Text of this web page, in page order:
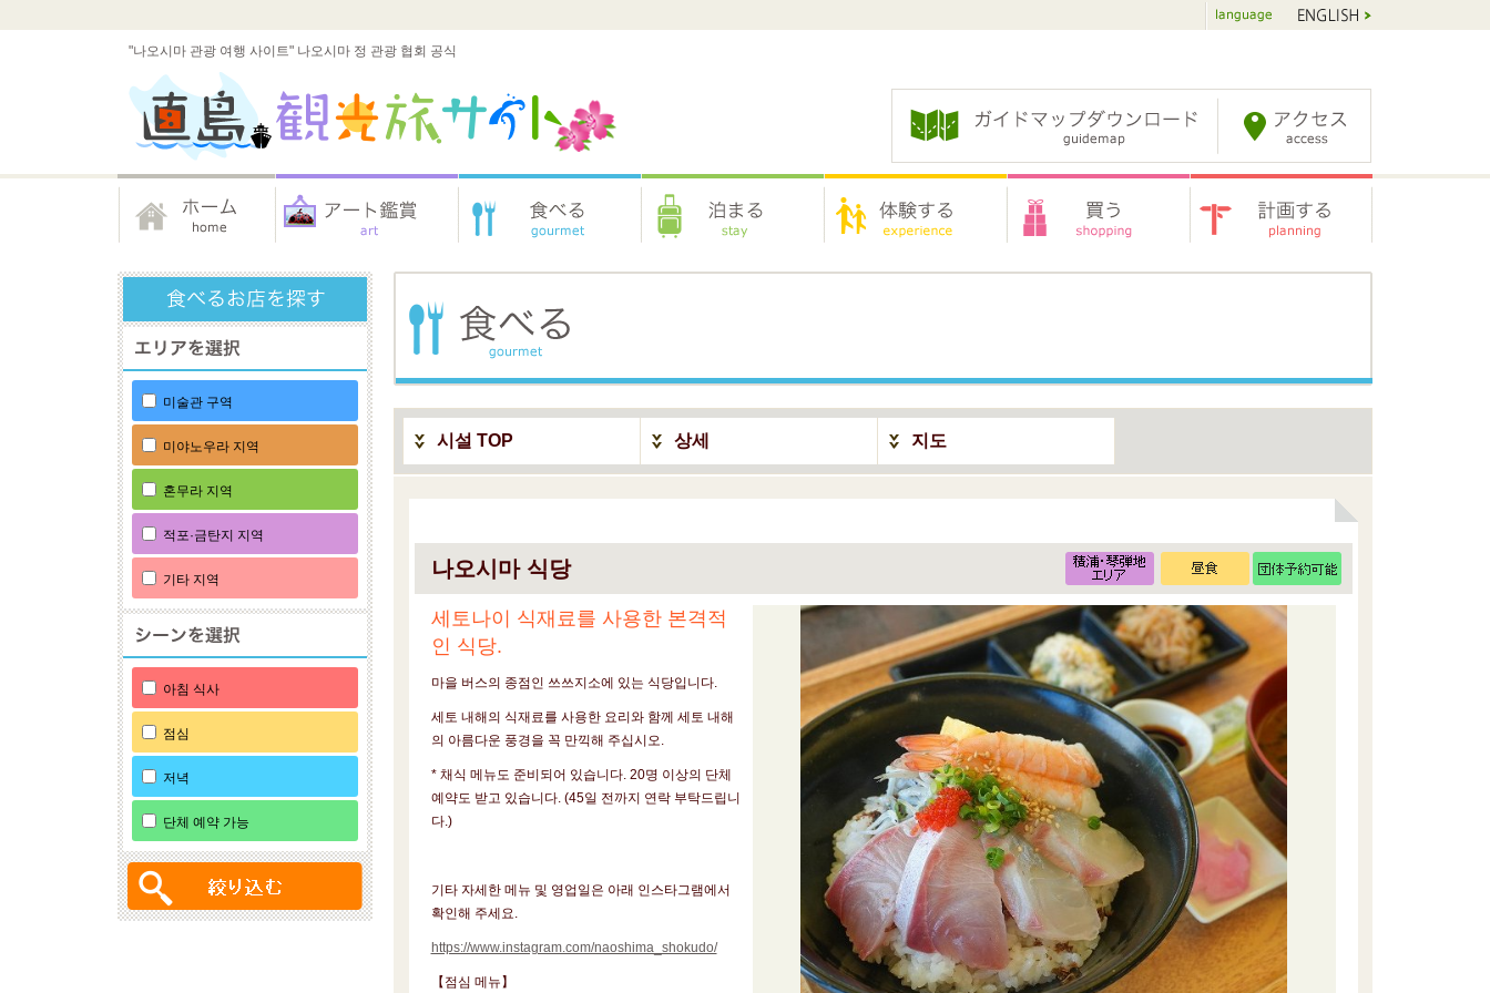
"나오시마 관광 여행 사이트" 나오시마 정 관광 협회 공식
시설 TOP 상세 지도
나오시마 식당
세토나이 식재료를 사용한 본격적
인 식당.
마을 버스의 종점인 쓰쓰지소에 있는 식당입니다.
세토 내해의 식재료를 사용한 요리와 함께 세토 내해
의 아름다운 풍경을 꼭 만끽해 주십시오.
* 채식 메뉴도 준비되어 있습니다. 20명 이상의 단체
예약도 받고 있습니다. (45일 전까지 연락 부탁드립니
다.)
기타 자세한 메뉴 및 영업일은 아래 인스타그램에서
확인해 주세요.
https://www.instagram.com/naoshima_shokudo/
【점심 메뉴】
미술관 구역
미야노우라 지역
혼무라 지역
적포·금탄지 지역
기타 지역
아침 식사
점심
저녁
단체 예약 가능